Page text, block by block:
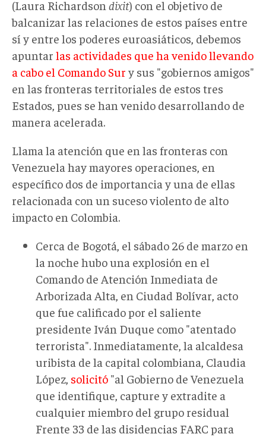
(Laura Richardson dixit) con el objetivo de
balcanizar las relaciones de estos países entre
sí y entre los poderes euroasiáticos, debemos
apuntar las actividades que ha venido llevando
a cabo el Comando Sur y sus "gobiernos amigos"
en las fronteras territoriales de estos tres
Estados, pues se han venido desarrollando de
manera acelerada.
Llama la atención que en las fronteras con
Venezuela hay mayores operaciones, en
específico dos de importancia y una de ellas
relacionada con un suceso violento de alto
impacto en Colombia.
Cerca de Bogotá, el sábado 26 de marzo en
la noche hubo una explosión en el
Comando de Atención Inmediata de
Arborizada Alta, en Ciudad Bolívar, acto
que fue calificado por el saliente
presidente Iván Duque como "atentado
terrorista". Inmediatamente, la alcaldesa
uribista de la capital colombiana, Claudia
López, solicitó "al Gobierno de Venezuela
que identifique, capture y extradite a
cualquier miembro del grupo residual
Frente 33 de las disidencias FARC para